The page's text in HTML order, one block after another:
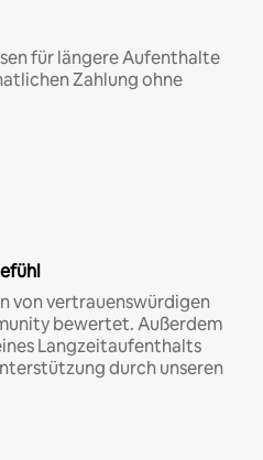
für längere Aufenthalte
Zahlung ohne
von vertrauenswürdigen
bewertet. Außerdem
Langzeitaufenthalts
durch unseren